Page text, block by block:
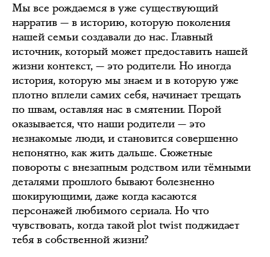
Мы все рождаемся в уже существующий
нарратив — в историю, которую поколения
нашей семьи создавали до нас. Главный
источник, который может предоставить нашей
жизни контекст, — это родители. Но иногда
история, которую мы знаем и в которую уже
плотно вплели самих себя, начинает трещать
по швам, оставляя нас в смятении. Порой
оказывается, что наши родители — это
незнакомые люди, и становится совершенно
непонятно, как жить дальше. Сюжетные
повороты с внезапным родством или тёмными
деталями прошлого бывают болезненно
шокирующими, даже когда касаются
персонажей любимого сериала. Но что
чувствовать, когда такой plot twist поджидает
тебя в собственной жизни?